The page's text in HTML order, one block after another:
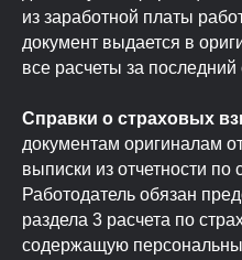
из заработной платы
документ выдается в
все расчеты за
Справки о страховых
документам оригиналам
выписки из отчетности
Работодатель обязан
раздела 3 расчета по
содержащую